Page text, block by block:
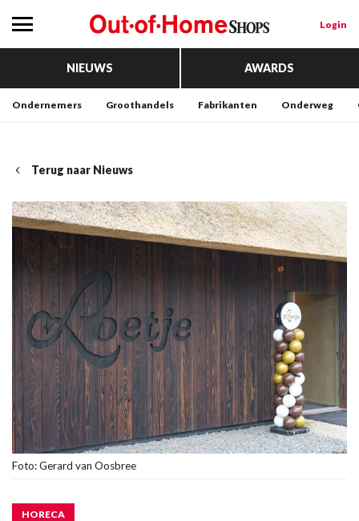
Login
NIEUWS AWARDS
Ondernemers Groothandels Fabrikanten Onderweg
Terug naar Nieuws
Foto: Gerard van Oosbree
HORECA